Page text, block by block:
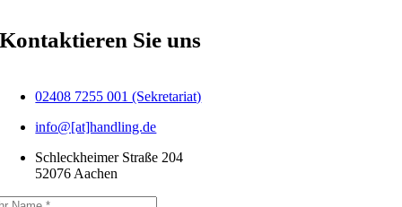
Kontaktieren Sie uns
02408 7255 001 (Sekretariat)
info@[at]handling.de
Schleckheimer Straße 204
52076 Aachen